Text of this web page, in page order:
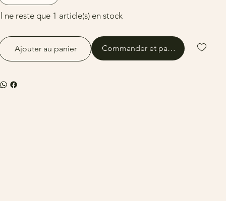
ne reste que 1 article(s) en stock
Ajouter au panier Commander et payer